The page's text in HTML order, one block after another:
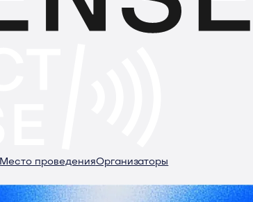
Место проведенияОрганизаторы